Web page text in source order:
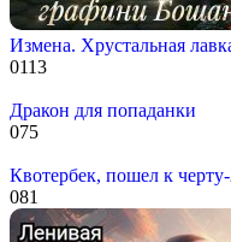
Измена. Хрустальная
0113
Дракон для попаданки
075
Квотербек, пошел к
081